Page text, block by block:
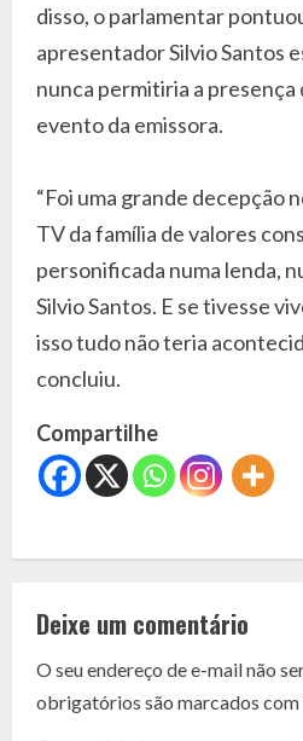
disso, o parlamentar
apresentador Silvio Santos
nunca permitiria a presença
evento da emissora.
“Foi uma grande decepção
TV da família de valores
personificada numa lenda,
Silvio Santos. E se tivesse
isso tudo não teria
concluiu.
Compartilhe
C
n
t
Deixe um comentário
O seu endereço de e-mail não
obrigatórios são marcados com